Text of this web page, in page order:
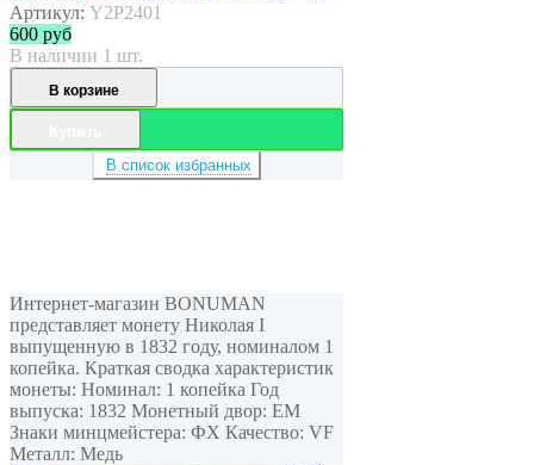
Артикул: Y2P2401
600 руб
В наличии 1 шт.
В корзине
В список избранных
Интернет-магазин BONUMAN
представляет монету Николая I
выпущенную в 1832 году, номиналом 1
копейка. Краткая сводка характеристик
монеты: Номинал: 1 копейка Год
выпуска: 1832 Монетный двор: ЕМ
Знаки минцмейстера: ФХ Качество: VF
Металл: Медь